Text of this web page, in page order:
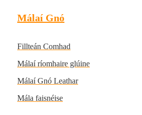
Málaí Gnó
Fillteán Comhad
Málaí ríomhaire glúine
Málaí Gnó Leathar
Mála faisnéise